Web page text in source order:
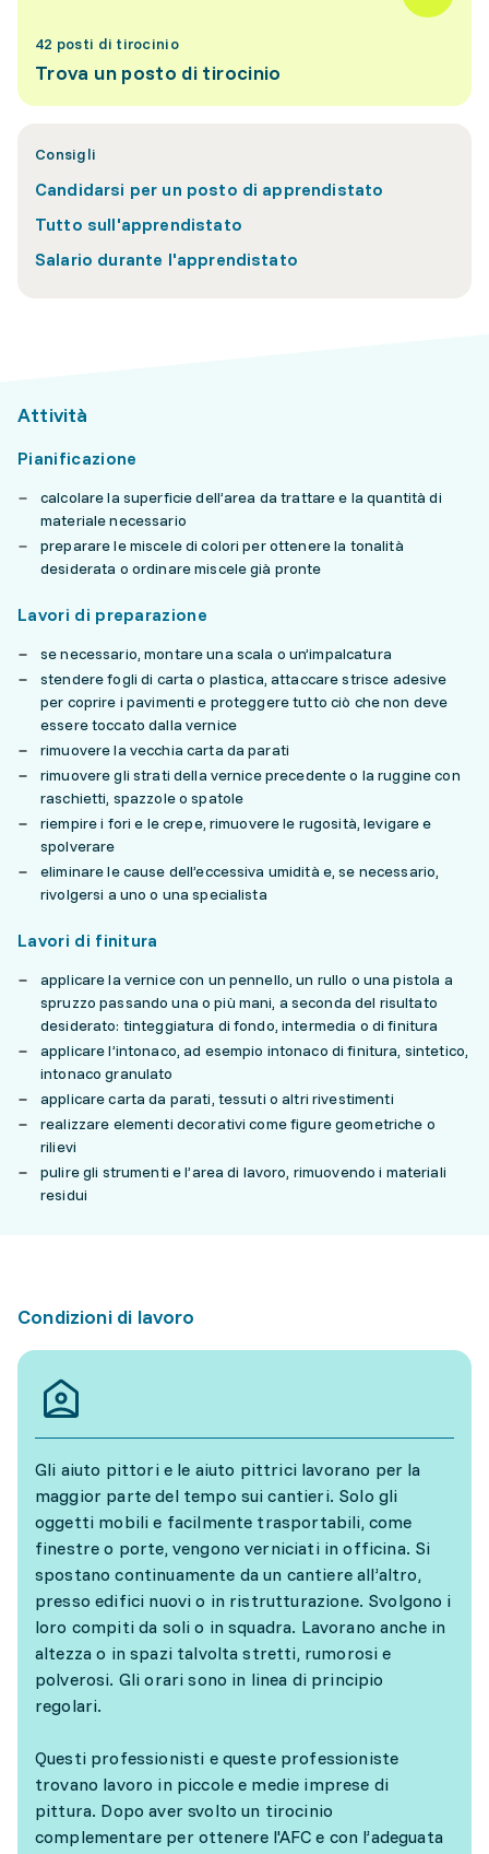
42 posti di tirocinio
Trova un posto di tirocinio
Consigli
Candidarsi per un posto di apprendistato
Tutto sull'apprendistato
Salario durante l'apprendistato
Attività
Pianificazione
calcolare la superficie dell’area da trattare e la quantità di
materiale necessario
preparare le miscele di colori per ottenere la tonalità
desiderata o ordinare miscele già pronte
Lavori di preparazione
se necessario, montare una scala o un’impalcatura
stendere fogli di carta o plastica, attaccare strisce adesive
per coprire i pavimenti e proteggere tutto ciò che non deve
essere toccato dalla vernice
rimuovere la vecchia carta da parati
rimuovere gli strati della vernice precedente o la ruggine con
raschietti, spazzole o spatole
riempire i fori e le crepe, rimuovere le rugosità, levigare e
spolverare
eliminare le cause dell’eccessiva umidità e, se necessario,
rivolgersi a uno o una specialista
Lavori di finitura
applicare la vernice con un pennello, un rullo o una pistola a
spruzzo passando una o più mani, a seconda del risultato
desiderato: tinteggiatura di fondo, intermedia o di finitura
applicare l’intonaco, ad esempio intonaco di finitura, sintetico,
intonaco granulato
applicare carta da parati, tessuti o altri rivestimenti
realizzare elementi decorativi come figure geometriche o
rilievi
pulire gli strumenti e l’area di lavoro, rimuovendo i materiali
residui
Condizioni di lavoro
Gli aiuto pittori e le aiuto pittrici lavorano per la
maggior parte del tempo sui cantieri. Solo gli
oggetti mobili e facilmente trasportabili, come
finestre o porte, vengono verniciati in officina. Si
spostano continuamente da un cantiere all’altro,
presso edifici nuovi o in ristrutturazione. Svolgono i
loro compiti da soli o in squadra. Lavorano anche in
altezza o in spazi talvolta stretti, rumorosi e
polverosi. Gli orari sono in linea di principio
regolari.
Questi professionisti e queste professioniste
trovano lavoro in piccole e medie imprese di
pittura. Dopo aver svolto un tirocinio
complementare per ottenere l'AFC e con l’adeguata